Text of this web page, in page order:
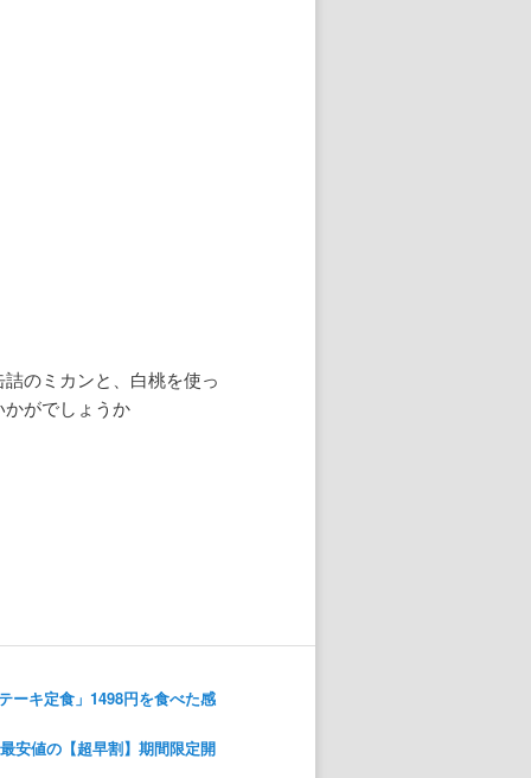
のミカンと、白桃を使っ
がでしょうか
ーキ定食」1498円を食べた感
安値の【超早割】期間限定開